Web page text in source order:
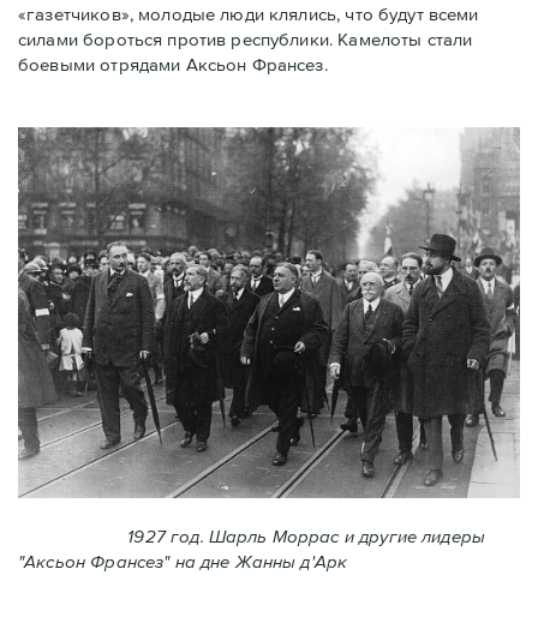
«газетчиков», молодые люди клялись, что будут всеми
силами бороться против республики. Камелоты стали
боевыми отрядами Аксьон Франсез.
1927 год. Шарль Моррас и другие лидеры
"Аксьон Франсез" на дне Жанны д'Арк